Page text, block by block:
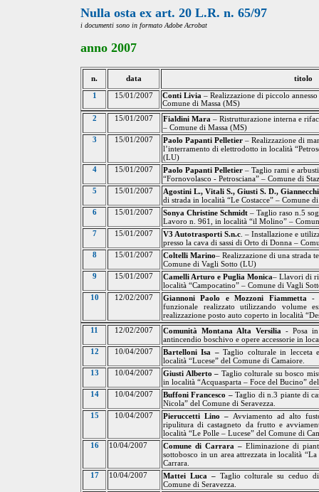
Nulla osta ex art. 20 L.R. n. 65/97
i documenti sono in formato Adobe Acrobat
anno 2007
n. data titolo
1 15/01/2007 Conti Livia – Realizzazione di piccolo
Comune di Massa (MS)
2
15/01/2007 Fialdini Mara – Ristrutturazione interna e
– Comune di Massa (MS)
3 15/01/2007 Paolo Papanti Pelletier – Realizzazione di
l’interramento di elettrodotto in località
(LU)
4 15/01/2007 Paolo Papanti Pelletier – Taglio rami e
“Fornovolasco - Petrosciana” – Comune di
5 15/01/2007
Agostini L., Vitali S., Giusti S. D.,
di strada in località “Le Costacce” – Comune
6 15/01/2007 Sonya Christine Schmidt – Taglio raso n.5
Lavoro n. 961, in località “il Molino” –
7 15/01/2007 V3 Autotrasporti S.n.c . – Installazione e
presso la cava di sassi di Orto di Donna –
8 15/01/2007 Coltelli Marino– Realizzazione di una strada
Comune di Vagli Sotto (LU)
9 15/01/2007 Camelli Arturo e Puglia Monica– Llavori di
località “Campocatino” – Comune di Vagli
10 12/02/2007 Giannoni Paolo e Mozzoni Fiammetta -
funzionale realizzato utilizzando volume
realizzazione posto auto coperto in località
11 12/02/2007 Comunità Montana Alta Versilia - Posa
antincendio boschivo e opere accessorie in
12 10/04/2007 Bartelloni Isa –Taglio colturale in
località “Lucese” del Comune di Camaiore.
13 10/04/2007 Giusti Alberto – Taglio colturale su bosco
in località “Acquasparta – Foce del Bucino”
14 10/04/2007 Buffoni Francesco –Taglio di n.3 piante di
Nicola” del Comune di Seravezza.
15 10/04/2007 Pieruccetti Lino – Avviamento ad alto
ripulitura di castagneto da frutto e
località “Le Polle – Lucese” del Comune di
16 10/04/2007 Comune di Carrara – Eliminazione di
sottobosco inun area attrezzata in località “La
Carrara.
17 10/04/2007 Mattei Luca – Taglio colturale su ceduo
Comune di Seravezza.